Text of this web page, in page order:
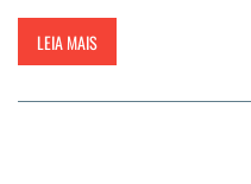
LEIA MAIS